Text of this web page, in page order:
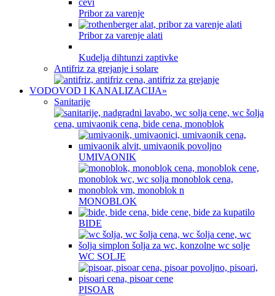
Pribor za varenje
Pribor za varenje alati
Kudelja dihtunzi zaptivke
Antifriz za grejanje i solare
VODOVOD I KANALIZACIJA»
Sanitarije
UMIVAONIK
MONOBLOK
BIDE
WC SOLJE
PISOAR